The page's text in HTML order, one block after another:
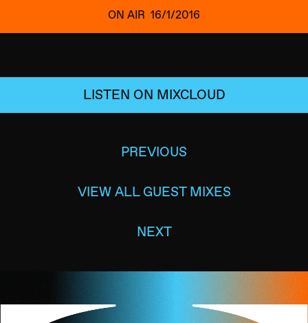
ON AIR 16/1/2016
LISTEN ON MIXCLOUD
PREVIOUS
VIEW ALL GUEST MIXES
NEXT